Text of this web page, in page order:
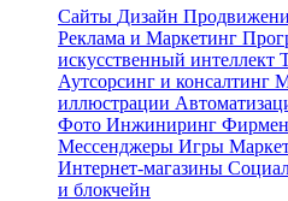
Сайты Дизайн
Реклама и Маркетинг
искусственный интеллект
Аутсорсинг и консалтинг
иллюстрации
Фото Инжиниринг
Мессенджеры Игры
Интернет-магазины
и блокчейн